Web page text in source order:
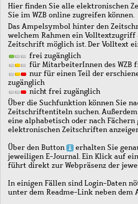
Hier finden Sie alle elektronischen
Sie im WZB online zugreifen können.
Das Ampelsymbol hinter den
welchem Rahmen ein
Zeitschrift möglich ist. Der Volltext
frei zugänglich
für MitarbeiterInnen des WZB
nur für einen Teil der
zugänglich
nicht frei zugänglich
Über die Suchfunktion können Sie
Zeitschriftentiteln suchen.
eine alphabetisch oder nach
elektronischen Zeitschriften
Über den Button
erhalten Sie
jeweiligen E-Journal. Ein Klick auf
führt direkt zur Webpräsenz der
In einigen Fällen sind Login-Daten
unter dem Readme-Link neben dem